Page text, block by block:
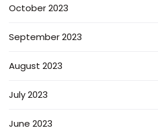
October 2023
September 2023
August 2023
July 2023
June 2023